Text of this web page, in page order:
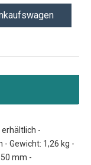
erhältlich -
Gewicht: 1,26 kg -
mm -